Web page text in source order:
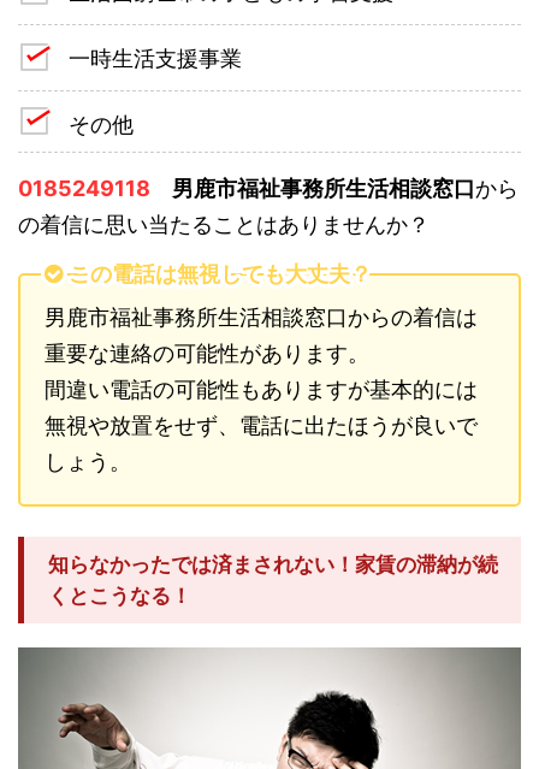
一時生活支援事業
その他
0185249118 男鹿市福祉事務所生活相談窓口から
の着信に思い当たることはありませんか？
この電話は無視しても大丈夫？
男鹿市福祉事務所生活相談窓口からの着信は
重要な連絡の可能性があります。
間違い電話の可能性もありますが基本的には
無視や放置をせず、電話に出たほうが良いで
しょう。
知らなかったでは済まされない！家賃の滞納が続
くとこうなる！